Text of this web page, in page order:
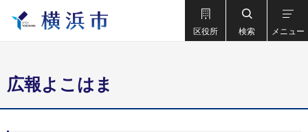
区役所 検索 メニュー
広報よこはま